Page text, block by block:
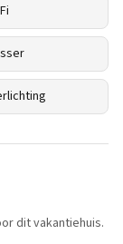
dit vakantiehuis.